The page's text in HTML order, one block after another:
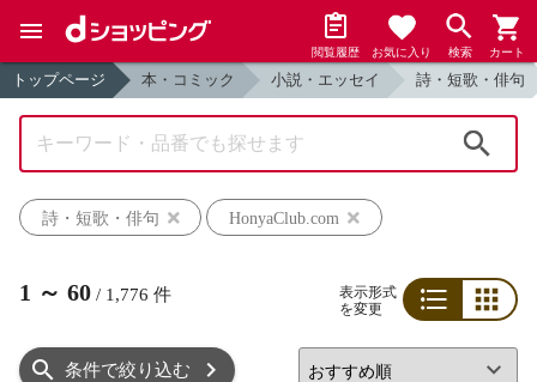
閲覧履歴 お気に入り 検索 カート
トップページ 本・コミック 小説・エッセイ 詩・短歌・俳句
詩・短歌・俳句
HonyaClub.com
1 ～ 60 / 1,776 件
表示形式
を変更
条件で絞り込む